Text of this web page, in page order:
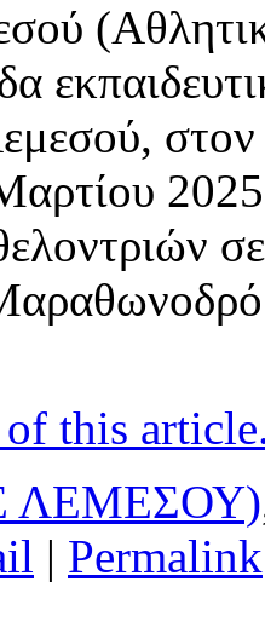
στον
of this
ΛΕΜΕΣΟΥ)
| Permalink